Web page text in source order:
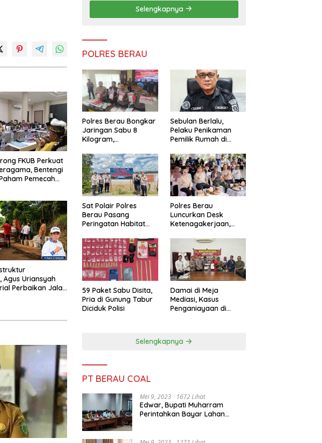
FKUB Perkuat
Bentengi
Pemecah
Agus Uriansyah
Perbaikan Jalan
Selengkapnya
POLRES BERAU
Polres Berau Bongkar
Jaringan Sabu 8
Kilogram,
dari Dalam Lapas
Tarakan
Sebulan Berlalu,
Pelaku Penikaman
Pemilik Rumah di
Diburu Polisi
Sat Polair Polres
Berau Pasang
Peringatan Habitat
Polres Berau
Luncurkan Desk
Ketenagakerjaan,
Didorong Tuntas
Lewat Mediasi
59 Paket Sabu Disita,
Pria di Gunung Tabur
Diciduk Polisi
Damai di Meja
Mediasi, Kasus
Penganiayaan di
Selengkapnya
PT BERAU COAL
Mei 9, 2023 1672 Lihat
Edwar, Bupati Muharram
Perintahkan Bayar Lahan